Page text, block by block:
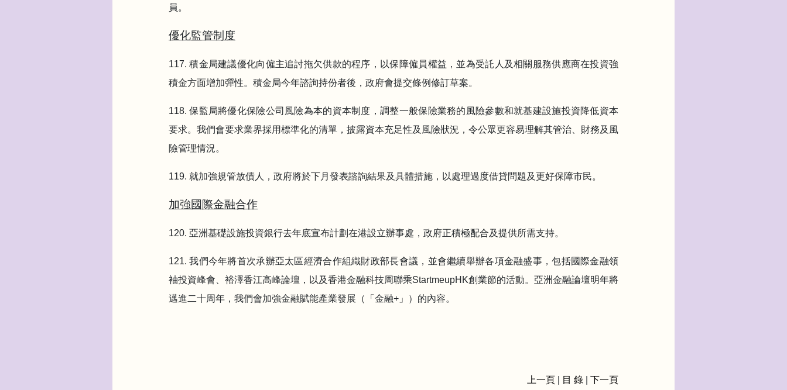
員。
優化監管制度
117. 積金局建議優化向僱主追討拖欠供款的程序，以保障僱員權益，並為受託人及相關服務供應商在投資強
積金方面增加彈性。積金局今年諮詢持份者後，政府會提交條例修訂草案。
118. 保監局將優化保險公司風險為本的資本制度，調整一般保險業務的風險參數和就基建設施投資降低資本
要求。我們會要求業界採用標準化的清單，披露資本充足性及風險狀況，令公眾更容易理解其管治、財務及風
險管理情況。
119. 就加強規管放債人，政府將於下月發表諮詢結果及具體措施，以處理過度借貸問題及更好保障市民。
加強國際金融合作
120. 亞洲基礎設施投資銀行去年底宣布計劃在港設立辦事處，政府正積極配合及提供所需支持。
121. 我們今年將首次承辦亞太區經濟合作組織財政部長會議，並會繼續舉辦各項金融盛事，包括國際金融領
袖投資峰會、裕澤香江高峰論壇，以及香港金融科技周聯乘StartmeupHK創業節的活動。亞洲金融論壇明年將
邁進二十周年，我們會加強金融賦能產業發展（「金融+」）的內容。
上一頁 目 錄 下一頁